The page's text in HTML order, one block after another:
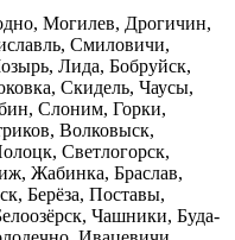
Могилев, Дрогичин,
Смиловичи,
Лида, Бобруйск,
Скидель, Чаусы,
Слоним, Горки,
Волковыск,
Светлогорск,
Жабинка, Браслав,
Берёза, Поставы,
Чашники, Буда-